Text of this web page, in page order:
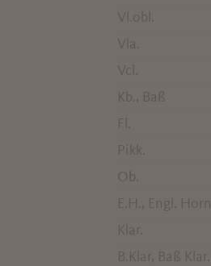
Vl.obl.
Vla.
Vcl.
Kb., Baß
Fl.
Pikk.
Ob.
E.H., Engl. Horn
Klar.
B.Klar, Baß Klar.